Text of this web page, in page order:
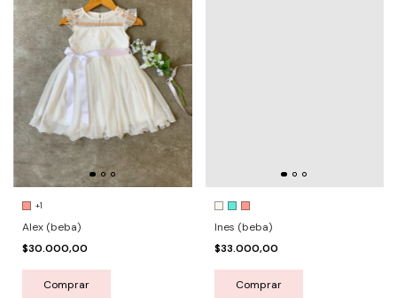
+1
Alex (beba)
$30.000,00
Comprar
Ines (beba)
$33.000,00
Comprar